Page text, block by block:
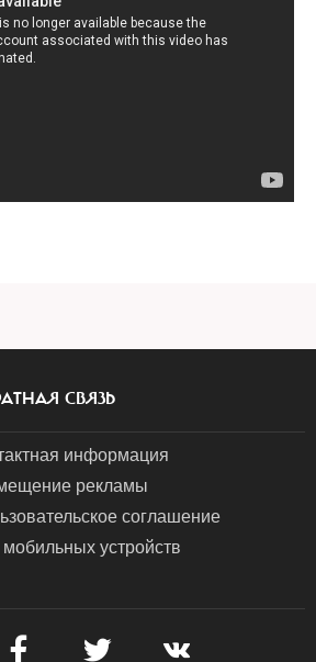
СВЯЗЬ
информация
рекламы
соглашение
устройств